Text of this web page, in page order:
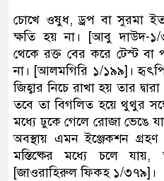
চোখে ওষুধ, ড্রপ বা সুরমা
ক্ষতি হয় না। [আবু দাউদ-১/
থেকে রক্ত বের করে টেস্ট বা
না। [আলমগিরি ১/১৯৯]।
জিহ্বার নিচে রাখা হয় তার
তবে তা বিগলিত হয়ে থুথুর
মধ্যে ঢুকে গেলে রোজা ভেঙে
অবস্থায় এমন ইঞ্জেকশন
মস্তিষ্কের মধ্যে চলে
[জাওরাহিরুল ফিকহ ১/৩৭৯]।